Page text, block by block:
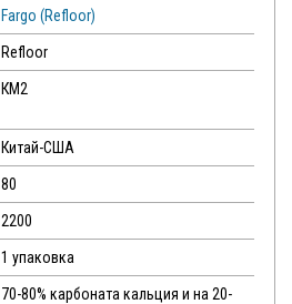
Fargo (Refloor)
Refloor
КМ2
Китай-США
80
2200
1 упаковка
70-80% карбоната кальция и на 20-